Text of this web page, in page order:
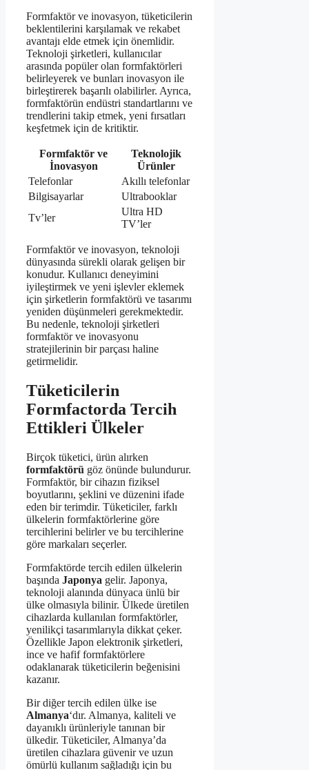
Formfaktör ve inovasyon, tüketicilerin
beklentilerini karşılamak ve rekabet
avantajı elde etmek için önemlidir.
Teknoloji şirketleri, kullanıcılar
arasında popüler olan formfaktörleri
belirleyerek ve bunları inovasyon ile
birleştirerek başarılı olabilirler. Ayrıca,
formfaktörün endüstri standartlarını ve
trendlerini takip etmek, yeni fırsatları
keşfetmek için de kritiktir.
Formfaktör ve
İnovasyon
Teknolojik
Ürünler
Telefonlar
Akıllı telefonlar
Bilgisayarlar
Ultrabooklar
Tv’ler
Ultra HD
TV’ler
Formfaktör ve inovasyon, teknoloji
dünyasında sürekli olarak gelişen bir
konudur. Kullanıcı deneyimini
iyileştirmek ve yeni işlevler eklemek
için şirketlerin formfaktörü ve tasarımı
yeniden düşünmeleri gerekmektedir.
Bu nedenle, teknoloji şirketleri
formfaktör ve inovasyonu
stratejilerinin bir parçası haline
getirmelidir.
Tüketicilerin
Formfactorda Tercih
Ettikleri Ülkeler
Birçok tüketici, ürün alırken
formfaktörü göz önünde bulundurur.
Formfaktör, bir cihazın fiziksel
boyutlarını, şeklini ve düzenini ifade
eden bir terimdir. Tüketiciler, farklı
ülkelerin formfaktörlerine göre
tercihlerini belirler ve bu tercihlerine
göre markaları seçerler.
Formfaktörde tercih edilen ülkelerin
başında Japonya gelir. Japonya,
teknoloji alanında dünyaca ünlü bir
ülke olmasıyla bilinir. Ülkede üretilen
cihazlarda kullanılan formfaktörler,
yenilikçi tasarımlarıyla dikkat çeker.
Özellikle Japon elektronik şirketleri,
ince ve hafif formfaktörlere
odaklanarak tüketicilerin beğenisini
kazanır.
Bir diğer tercih edilen ülke ise
Almanya‘dır. Almanya, kaliteli ve
dayanıklı ürünleriyle tanınan bir
ülkedir. Tüketiciler, Almanya’da
üretilen cihazlara güvenir ve uzun
ömürlü kullanım sağladığı için bu